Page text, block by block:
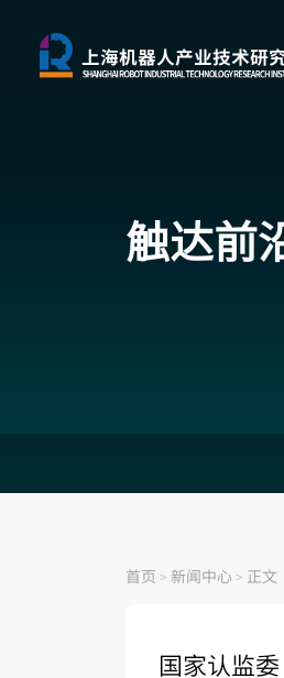
触达前
首页 > 新闻中心 > 正文
国家认监